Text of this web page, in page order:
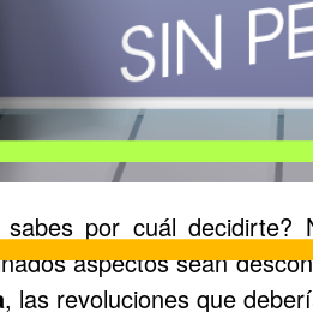
plazos
para 4-5 personas, VALBERG
por cuál
aspectos sean
, las revoluciones que